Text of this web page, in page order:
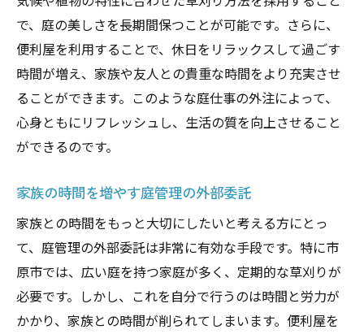
で、庭の美しさを長期間保つことが可能です。さらに、
便利屋を利用することで、休日をリラックスして過ごす
時間が増え、家族や友人との貴重な時間をより充実させ
ることができます。このような庭仕事の外注によって、
心身ともにリフレッシュし、生活の質を向上させること
ができるのです。
家族の時間を増やす庭管理の外部委託
家族との時間をもっと大切にしたいと考える方にとっ
て、庭管理の外部委託は非常に有効な手段です。特に市
原市では、広い庭を持つ家庭が多く、定期的な草刈りが
必要です。しかし、これを自分で行うのは時間と労力が
かかり、家族との時間が削られてしまいます。便利屋を